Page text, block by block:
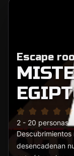
Escape
2 - 20 personas
desencadenan